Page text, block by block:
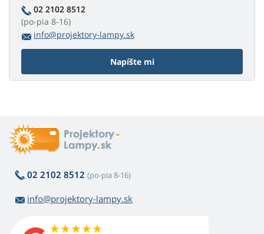
02 2102 8512
(po-pia 8-16)
info@projektory-lampy.sk
Napíšte mi
02 2102 8512 (po-pia 8-16)
info@projektory-lampy.sk